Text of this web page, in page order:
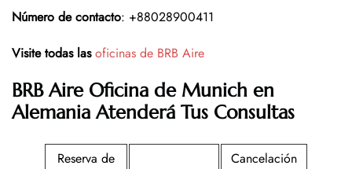
Número de contacto: +88028900411
Visite todas las oficinas de BRB Aire
BRB Aire Oficina de Munich en
AlemaniaAtenderá Tus Consultas
Reserva de
Cancelación